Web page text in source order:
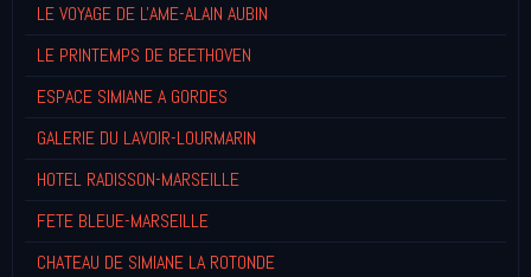
LE VOYAGE DE L'AME-ALAIN AUBIN
LE PRINTEMPS DE BEETHOVEN
ESPACE SIMIANE A GORDES
GALERIE DU LAVOIR-LOURMARIN
HOTEL RADISSON-MARSEILLE
FETE BLEUE-MARSEILLE
CHATEAU DE SIMIANE LA ROTONDE